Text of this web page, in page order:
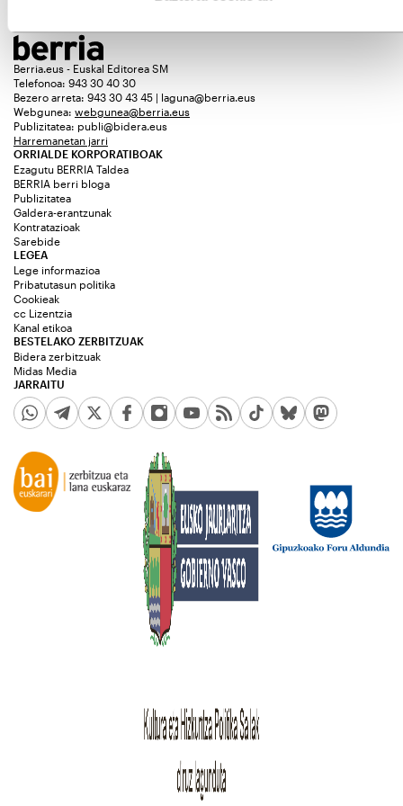
Berria.eus - Euskal Editorea SM
Telefonoa: 943 30 40 30
Bezero arreta: 943 30 43 45 | laguna@berria.eus
Webgunea: webgunea@berria.eus
Publizitatea: publi@bidera.eus
Harremanetan jarri
ORRIALDE KORPORATIBOAK
Ezagutu BERRIA Taldea
BERRIA berri bloga
Publizitatea
Galdera-erantzunak
Kontratazioak
Sarebide
JARRAITU
LEGEA
Lege informazioa
Pribatutasun politika
Cookieak
cc Lizentzia
Kanal etikoa
BESTELAKO ZERBITZUAK
Bidera zerbitzuak
Midas Media